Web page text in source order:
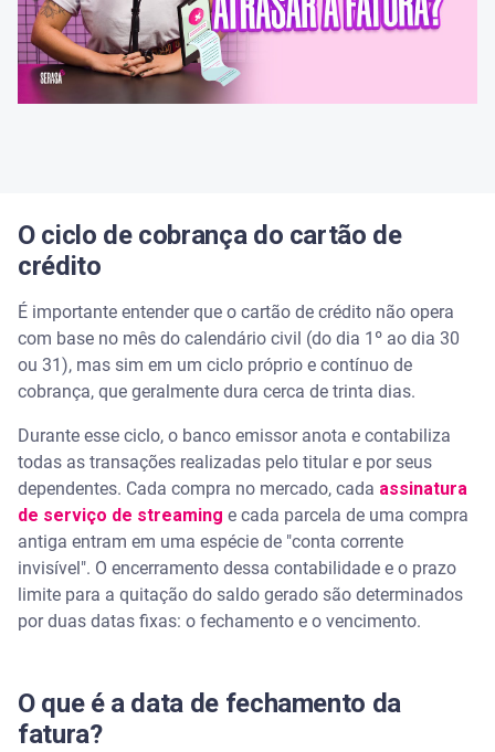
O ciclo de cobrança do cartão de
crédito
É importante entender que o cartão de crédito não opera
com base no mês do calendário civil (do dia 1º ao dia 30
ou 31), mas sim em um ciclo próprio e contínuo de
cobrança, que geralmente dura cerca de trinta dias.
Durante esse ciclo, o banco emissor anota e contabiliza
todas as transações realizadas pelo titular e por seus
dependentes. Cada compra no mercado, cada assinatura
de serviço de streaming e cada parcela de uma compra
antiga entram em uma espécie de "conta corrente
invisível". O encerramento dessa contabilidade e o prazo
limite para a quitação do saldo gerado são determinados
por duas datas fixas: o fechamento e o vencimento.
O que é a data de fechamento da
fatura?